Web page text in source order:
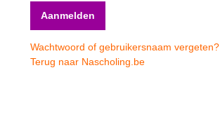
Wachtwoord of gebruikersnaam vergeten?
Terug naar Nascholing.be